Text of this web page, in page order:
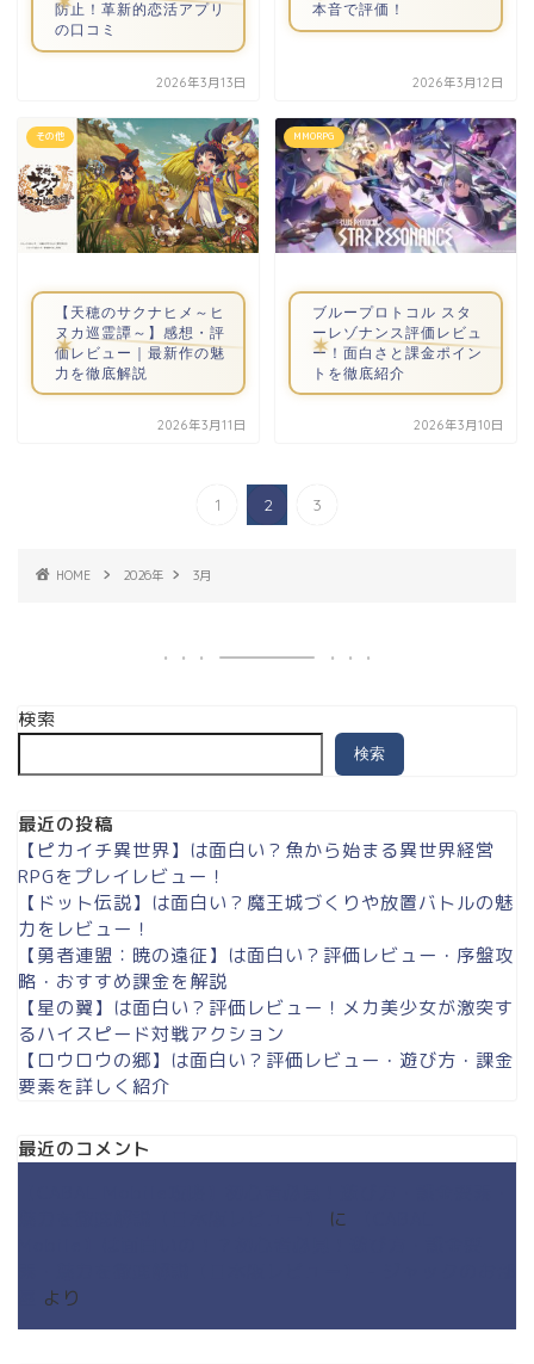
防止！革新的恋活アプリ
の口コミ
2026年3月13日
本音で評価！
2026年3月12日
その他
【天穂のサクナヒメ～ヒ
ヌカ巡霊譚～】感想・評
価レビュー｜最新作の魅
力を徹底解説
2026年3月11日
MMORPG
ブループロトコル スタ
ーレゾナンス評価レビュ
ー！面白さと課金ポイン
トを徹底紹介
2026年3月10日
1 2 3
HOME 2026年 3月
検索
検索
最近の投稿
【ピカイチ異世界】は面白い？魚から始まる異世界経営
RPGをプレイレビュー！
【ドット伝説】は面白い？魔王城づくりや放置バトルの魅
力をレビュー！
【勇者連盟：暁の遠征】は面白い？評価レビュー・序盤攻
略・おすすめ課金を解説
【星の翼】は面白い？評価レビュー！メカ美少女が激突す
るハイスピード対戦アクション
【ロウロウの郷】は面白い？評価レビュー・遊び方・課金
要素を詳しく紹介
最近のコメント
に
より